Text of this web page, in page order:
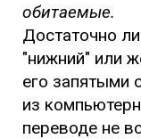
обитаемые.
Достаточно
"нижний" или
его запятыми
из
переводе не